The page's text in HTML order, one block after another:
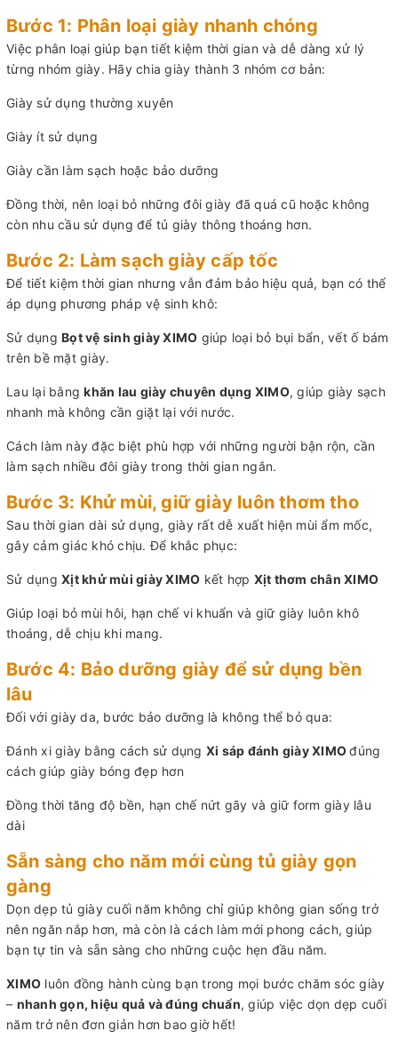
Bước 1: Phân loại giày nhanh chóng
Việc phân loại giúp bạn tiết kiệm thời gian và dễ dàng xử lý
từng nhóm giày. Hãy chia giày thành 3 nhóm cơ bản:
Giày sử dụng thường xuyên
Giày ít sử dụng
Giày cần làm sạch hoặc bảo dưỡng
Đồng thời, nên loại bỏ những đôi giày đã quá cũ hoặc không
còn nhu cầu sử dụng để tủ giày thông thoáng hơn.
Bước 2: Làm sạch giày cấp tốc
Để tiết kiệm thời gian nhưng vẫn đảm bảo hiệu quả, bạn có thể
áp dụng phương pháp vệ sinh khô:
Sử dụng Bọt vệ sinh giày XIMO giúp loại bỏ bụi bẩn, vết ố bám
trên bề mặt giày.
Lau lại bằngkhăn lau giày chuyên dụng XIMO, giúp giày sạch
nhanh mà không cần giặt lại với nước.
Cách làm này đặc biệt phù hợp với những người bận rộn, cần
làm sạch nhiều đôi giày trong thời gian ngắn.
Bước 3: Khử mùi, giữ giày luôn thơm tho
Sau thời gian dài sử dụng, giày rất dễ xuất hiện mùi ẩm mốc,
gây cảm giác khó chịu. Để khắc phục:
Sử dụng Xịt khử mùi giày XIMO kết hợp Xịt thơm chân XIMO
Giúp loại bỏ mùi hôi, hạn chế vi khuẩn và giữ giày luôn khô
thoáng, dễ chịu khi mang.
Bước 4: Bảo dưỡng giày để sử dụng bền
lâu
Đối với giày da, bước bảo dưỡng là không thể bỏ qua:
Đánh xi giày bằng cách sử dụng Xi sáp đánh giày XIMOđúng
cách giúp giày bóng đẹp hơn
Đồng thời tăng độ bền, hạn chế nứt gãy và giữ form giày lâu
dài
Sẵn sàng cho năm mới cùng tủ giày gọn
gàng
Dọn dẹp tủ giày cuối năm không chỉ giúp không gian sống trở
nên ngăn nắp hơn, mà còn là cách làm mới phong cách, giúp
bạn tự tin và sẵn sàng cho những cuộc hẹn đầu năm.
XIMO luôn đồng hành cùng bạn trong mọi bước chăm sóc giày
– nhanh gọn, hiệu quả và đúng chuẩn, giúp việc dọn dẹp cuối
năm trở nên đơn giản hơn bao giờ hết!